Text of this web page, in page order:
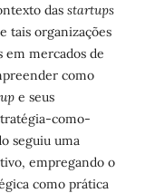
das startups
tais organizações
em mercados de
como
e seus
como-
seguiu uma
empregando o
como prática